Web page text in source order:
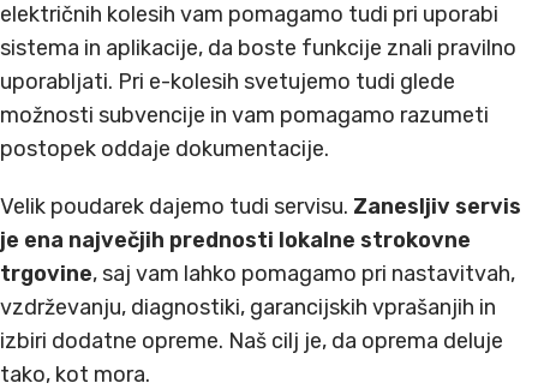
električnih kolesih vam pomagamo tudi pri uporabi
sistema in aplikacije, da boste funkcije znali pravilno
uporabljati. Pri e-kolesih svetujemo tudi glede
možnosti subvencije in vam pomagamo razumeti
postopek oddaje dokumentacije.
Velik poudarek dajemo tudi servisu. Zanesljiv servis
je ena največjih prednosti lokalne strokovne
trgovine, saj vam lahko pomagamo pri nastavitvah,
vzdrževanju, diagnostiki, garancijskih vprašanjih in
izbiri dodatne opreme. Naš cilj je, da oprema deluje
tako, kot mora.